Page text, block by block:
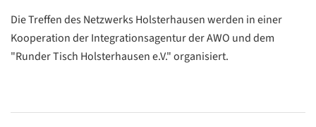
Die Treffen des Netzwerks Holsterhausen werden in einer
Kooperation der Integrationsagentur der AWO und dem
"Runder Tisch Holsterhausen e.V." organisiert.
Datenschutzerklärung
Datenschutzerklärung